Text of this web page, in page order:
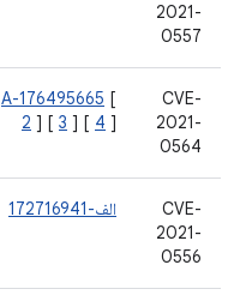
2021-
0557
CVE-
2021-
0564
A-176495665 [
2 ] [ 3 ] [ 4 ]
CVE-
2021-
0556
الف-172716941